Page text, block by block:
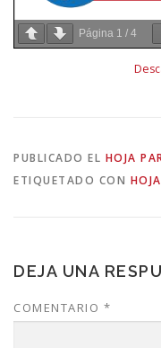
Página 1 / 4
PUBLICADO EL HOJA
ETIQUETADO CON
DEJA UNA
COMENTARIO *